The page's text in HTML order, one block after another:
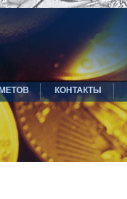
КОНТАКТЫ